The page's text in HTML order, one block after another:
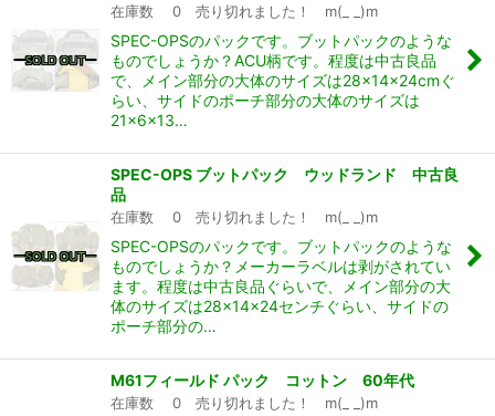
在庫数 0 売り切れました！ m(_ _)m
SPEC-OPSのパックです。ブットパックのような
ものでしょうか？ACU柄です。程度は中古良品
で、メイン部分の大体のサイズは28×14×24cmぐ
らい、サイドのポーチ部分の大体のサイズは
21×6×13…
SPEC-OPS ブットパック ウッドランド 中古良
品
在庫数 0 売り切れました！ m(_ _)m
SPEC-OPSのパックです。ブットパックのような
ものでしょうか？メーカーラベルは剥がされてい
ます。程度は中古良品ぐらいで、メイン部分の大
体のサイズは28×14×24センチぐらい、サイドの
ポーチ部分の…
M61フィールド パック コットン 60年代
在庫数 0 売り切れました！ m(_ _)m